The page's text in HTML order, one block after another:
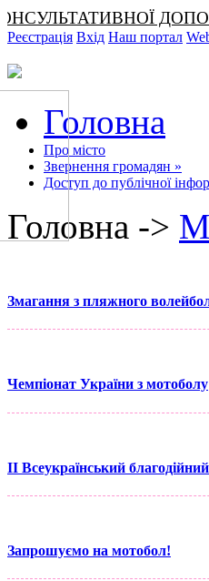
Реєстрація Вхід Наш портал
Головна
Про місто
Звернення громадян »
Доступ до публічної
Головна ->
Змагання з пляжного
Чемпіонат України з мотоболу
ІІ Всеукраїнський
Запрошуємо на мотобол!